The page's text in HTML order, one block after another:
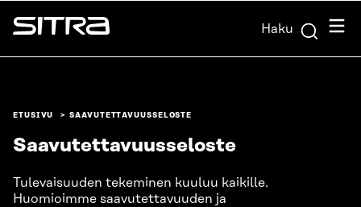
Siirry
suoraan
Sitra Haku
ETUSIVU SAAVUTETTAVUUSSELOSTE
Saavutettavuusseloste
Tulevaisuuden tekeminen kuuluu kaikille.
Huomioimme saavutettavuuden ja